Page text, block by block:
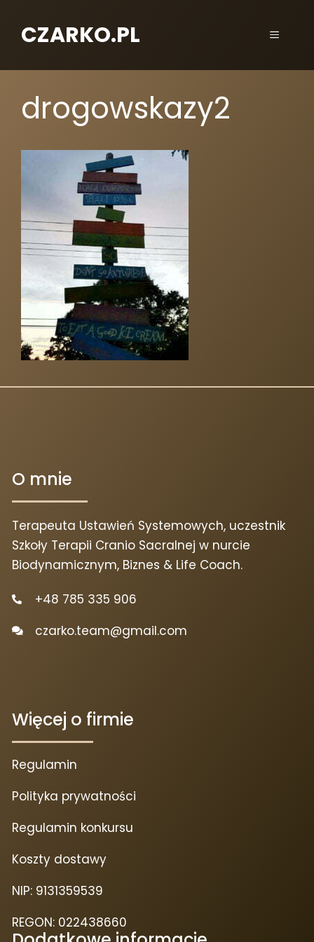
CZARKO.PL
drogowskazy2
O mnie
Terapeuta Ustawień Systemowych, uczestnik
Szkoły Terapii Cranio Sacralnej w nurcie
Biodynamicznym, Biznes & Life Coach.
+48 785 335 906
czarko.team@gmail.com
Więcej o firmie
Regulamin
Polityka prywatności
Regulamin konkursu
Koszty dostawy
NIP: 9131359539
REGON: 022438660